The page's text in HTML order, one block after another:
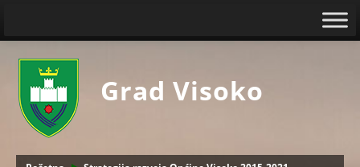
Grad Visoko